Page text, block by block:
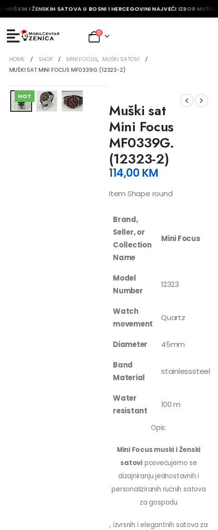
MUŠKIH I ŽENSKIH SATOVA U BOSNI I HERCEGOVINI NAJVEĆI IZBOR
0
HOME SHOP MINI FOCUS, MUŠKI SATOVI
MUŠKI SAT MINI FOCUS MF0339G. (12323-2)
HOT
Muški sat
Mini Focus
MF0339G.
(12323-2)
114,00 KM
Item Shape round
Brand,
Seller, or
Collection
Name
Mini Focus
Model
Number
12323
Watch
movement
Quartz
Diameter
45mm
Band
Material
stainlesssteel
Water
resistant
100 m
Opis:
Mini Focus muski i Ženski
satovi posvećujemo se
dizajniranju jednostavnih i
personaliziranih ručnih satova
za gospodu
, izvrsnih i elegantnih satova za